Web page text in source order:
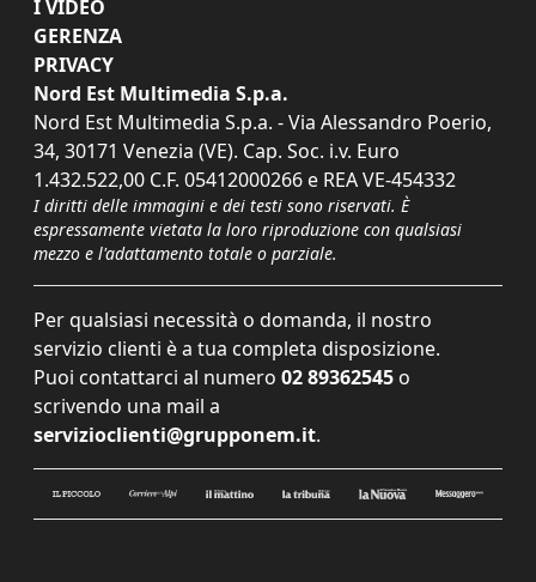
I VIDEO
GERENZA
PRIVACY
Nord Est Multimedia S.p.a.
Nord Est Multimedia S.p.a. - Via Alessandro Poerio,
34, 30171 Venezia (VE). Cap. Soc. i.v. Euro
1.432.522,00 C.F. 05412000266 e REA VE-454332
I diritti delle immagini e dei testi sono riservati. È
espressamente vietata la loro riproduzione con qualsiasi
mezzo e l'adattamento totale o parziale.
Per qualsiasi necessità o domanda, il nostro
servizio clienti è a tua completa disposizione.
Puoi contattarci al numero 02 89362545 o
scrivendo una mail a
servizioclienti@grupponem.it.